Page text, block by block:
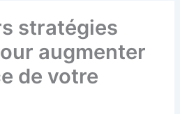
stratégies
augmenter
de votre